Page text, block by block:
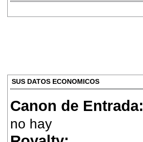
SUS DATOS ECONOMICOS
Canon de Entrada:
no hay